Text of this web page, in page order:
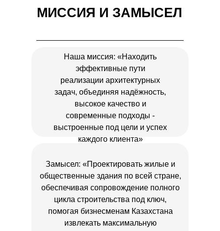
МИССИЯ И ЗАМЫСЕЛ
Наша миссия: «Находить
эффективные пути
реализации архитектурных
задач, объединяя надёжность,
высокое качество и
современные подходы -
выстроенные под цели и успех
каждого клиента»
Замысел: «Проектировать жилые и
общественные здания по всей стране,
обеспечивая сопровождение полного
цикла строительства под ключ,
помогая бизнесменам Казахстана
извлекать максимальную